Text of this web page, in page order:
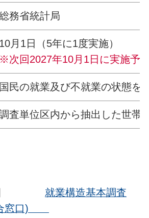
務省統計局
10月1日（5年に1度実施）
※次回2027年10月1日に実施予
国民の就業及び不就業の状態を
査単位区内から抽出した世帯
就業構造基本調査
合窓口)